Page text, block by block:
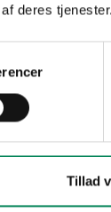
deres tjenester.
Tillad